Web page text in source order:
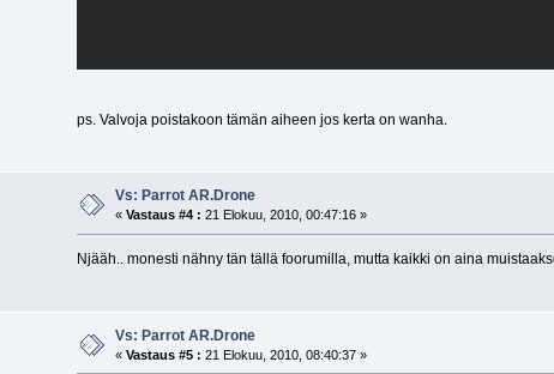
ps. Valvoja poistakoon tämän aiheen jos kerta on wanha.
Vs: Parrot AR.Drone
«Vastaus #4 : 21 Elokuu, 2010, 00:47:16 »
Njääh.. monesti nähny tän tällä foorumilla, mutta kaikki on aina
Vs: Parrot AR.Drone
«Vastaus #5 : 21 Elokuu, 2010, 08:40:37 »